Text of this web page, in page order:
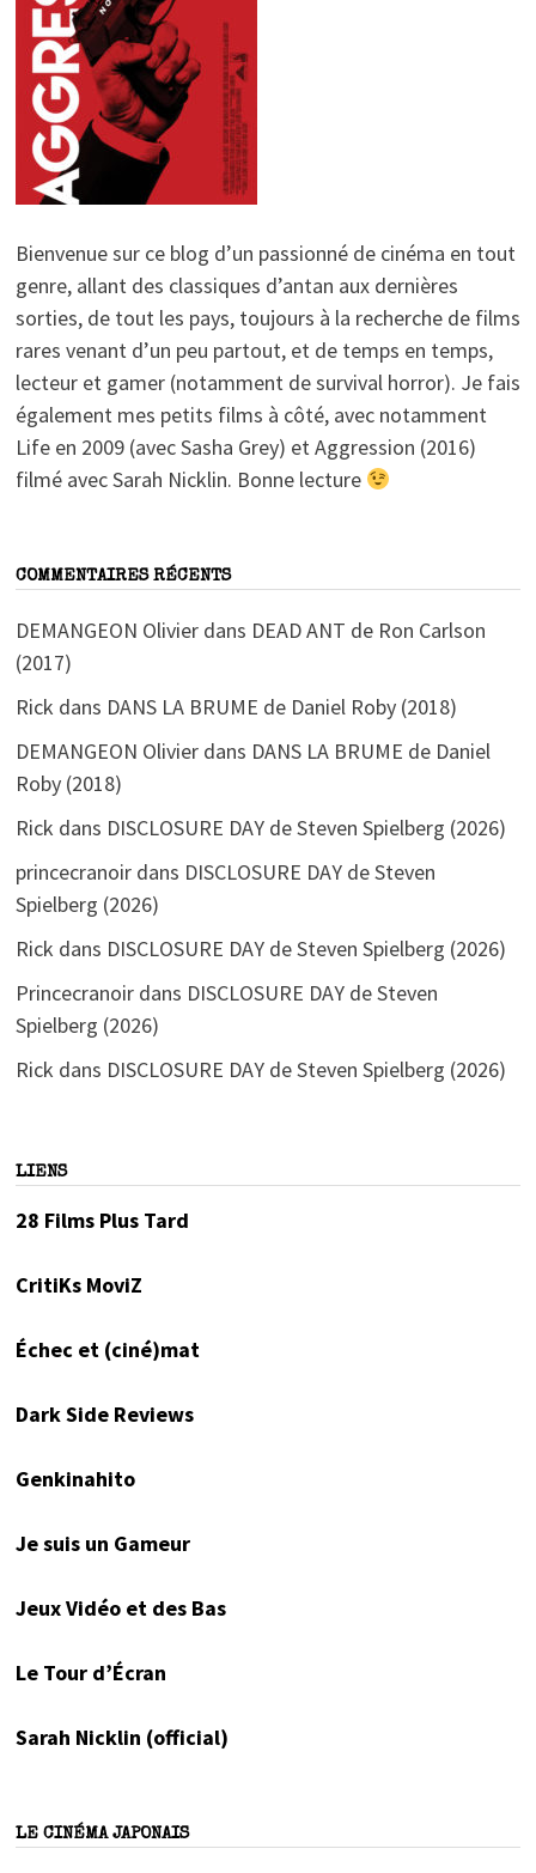
Bienvenue sur ce blog d’un passionné de cinéma en tout
genre, allant des classiques d’antan aux dernières
sorties, de tout les pays, toujours à la recherche de films
rares venant d’un peu partout, et de temps en temps,
lecteur et gamer (notamment de survival horror). Je fais
également mes petits films à côté, avec notamment
Life en 2009 (avec Sasha Grey) et Aggression (2016)
filmé avec Sarah Nicklin. Bonne lecture
COMMENTAIRES RÉCENTS
DEMANGEON Olivierdans DEAD ANT de Ron Carlson
(2017)
Rick dans DANS LA BRUME de Daniel Roby (2018)
DEMANGEON Olivierdans DANS LA BRUME de Daniel
Roby (2018)
Rick dans DISCLOSURE DAY de Steven Spielberg (2026)
princecranoirdans DISCLOSURE DAY de Steven
Spielberg (2026)
Rick dans DISCLOSURE DAY de Steven Spielberg (2026)
Princecranoirdans DISCLOSURE DAY de Steven
Spielberg (2026)
Rick dans DISCLOSURE DAY de Steven Spielberg (2026)
LIENS
28 Films Plus Tard
CritiKs MoviZ
Échec et (ciné)mat
Dark Side Reviews
Genkinahito
Je suis un Gameur
Jeux Vidéo et des Bas
Le Tour d’Écran
Sarah Nicklin (official)
LE CINÉMA JAPONAIS